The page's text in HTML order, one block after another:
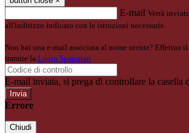
E-mail Verrà
all'indirizzo indicato con le istruzioni necessarie.
Non hai una e-mail associata al nome utente? Effettua il
tramite la Login Spaggiari
E-mail inviata, si prega di controllare la casella
Errore
Chiudi